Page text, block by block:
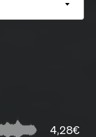
4,28€